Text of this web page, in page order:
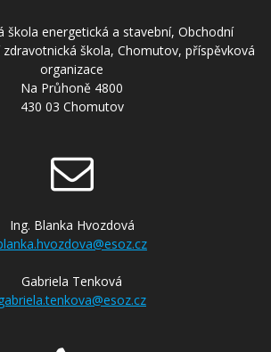
škola energetická a stavební, Obchodní
škola, Chomutov, příspěvková
organizace
Na Průhoně 4800
430 03 Chomutov
Ing. Blanka Hvozdová
Gabriela Tenková